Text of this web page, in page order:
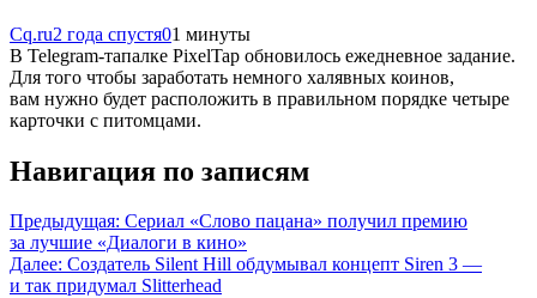
Cq.ru2 года спустя01 минуты
В Telegram-тапалке PixelTap обновилось ежедневное задание.
Для того чтобы заработать немного халявных коинов,
вам нужно будет расположить в правильном порядке четыре
карточки с питомцами.
Навигация по записям
Предыдущая: Сериал «Слово пацана» получил премию
за лучшие «Диалоги в кино»
Далее: Создатель Silent Hill обдумывал концепт Siren 3 —
и так придумал Slitterhead